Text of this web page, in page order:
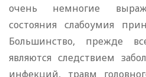
очень немногие
состояния слабоумия
Большинство, прежде
являются следствием
инфекций, травм